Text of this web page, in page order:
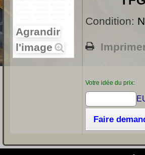
Agrandir
l'image
Condition:
Votre idée du prix:
Faire